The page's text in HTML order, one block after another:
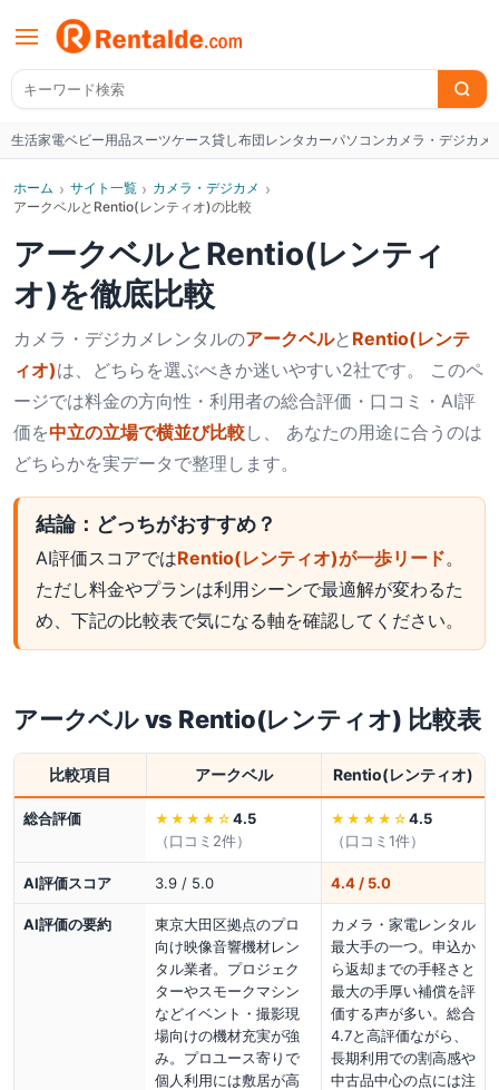
生活家電ベビー用品スーツケース貸し布団レンタカーパソコンカメラ・デジカメ
ホーム › サイト一覧 › カメラ・デジカメ ›
アークベルとRentio(レンティオ)の比較
アークベルとRentio(レンティ
オ)を徹底比較
カメラ・デジカメ レンタルのアークベルと Rentio(レンテ
ィオ)は、どちらを選ぶべきか迷いやすい2社です。 このペ
ージでは料金の方向性・利用者の総合評価・口コミ・AI評
価を中立の立場で横並び比較し、 あなたの用途に合うのは
どちらかを実データで整理します。
結論：どっちがおすすめ？
AI評価スコアではRentio(レンティオ)が一歩リード。
ただし料金やプランは利用シーンで最適解が変わるた
め、下記の比較表で気になる軸を確認してください。
アークベルvs Rentio(レンティオ) 比較表
比較項目 アークベル Rentio(レンティオ)
総合評価 ★★★★ ☆ 4.5
（口コミ 2件）
★★★★ ☆ 4.5
（口コミ 1件）
AI評価スコア 3.9 / 5.0 4.4 / 5.0
AI評価の要約
東京大田区拠点のプロ
向け映像音響機材レン
タル業者。プロジェク
ターやスモークマシン
などイベント・撮影現
場向けの機材充実が強
み。プロユース寄りで
個人利用には敷居が高
カメラ・家電レンタル
最大手の一つ。申込か
ら返却までの手軽さと
最大の手厚い補償を評
価する声が多い。総合
4.7と高評価ながら、
長期利用での割高感や
中古品中心の点には注